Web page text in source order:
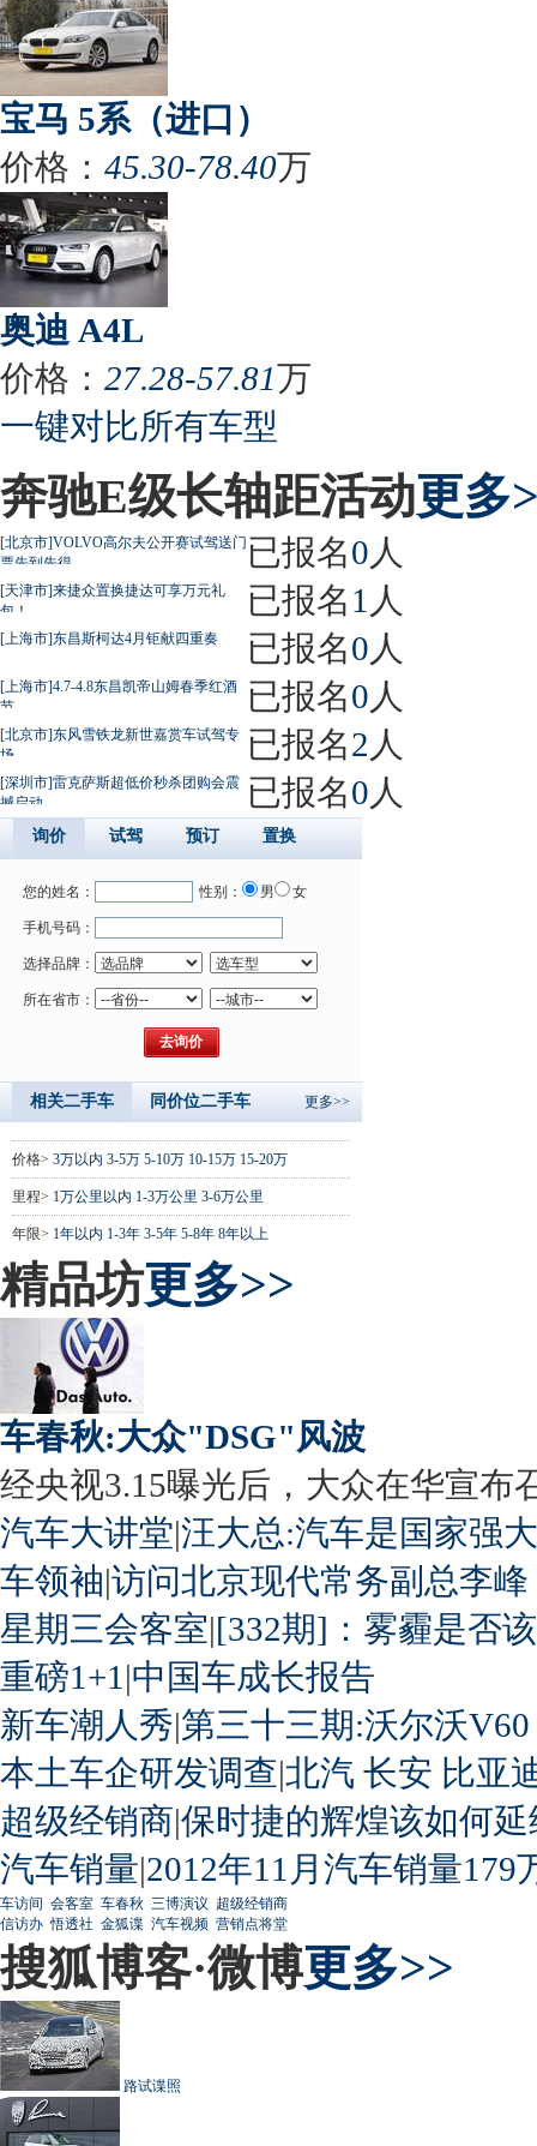
宝马 5系（进口）
价格： 45.30-78.40万
奥迪 A4L
价格： 27.28-57.81万
一键对比所有车型
奔驰E级长轴距活动更多
[北京市]VOLVO高尔夫公开赛试驾送门
票先到先得
已报名0 人
[天津市]来捷众置换捷达可享万元礼
包！
已报名1 人
[上海市]东昌斯柯达4月钜献四重奏 已报名0 人
[上海市]4.7-4.8东昌凯帝山姆春季红酒
节
已报名0 人
[北京市]东风雪铁龙新世嘉赏车试驾专
场
已报名2 人
[深圳市]雷克萨斯超低价秒杀团购会震
撼启动
已报名0 人
询价 试驾 预订 置换
您的姓名： 性别： 男 女
手机号码：
选择品牌：
所在省市：
相关二手车 同价位二手车 更多>>
价格> 3万以内 3-5万 5-10万 10-15万 15-20万
里程> 1万公里以内 1-3万公里 3-6万公里
年限> 1年以内 1-3年 3-5年 5-8年 8年以上
精品坊更多>>
车春秋:大众"DSG"风波
经央视3.15曝光后，大众在华宣布
汽车大讲堂|汪大总:汽车是国家强
车领袖|访问北京现代常务副总李峰
星期三会客室|[332期]：雾霾是否
重磅1+1 |中国车成长报告
新车潮人秀|第三十三期:沃尔沃
本土车企研发调查|北汽 长安 比亚
超级经销商|保时捷的辉煌该如何延
汽车销量|2012年11月汽车销量179
车访间 会客室 车春秋 三博演议 超级经销商
信访办 悟透社 金狐谍 汽车视频 营销点将堂
搜狐博客·微博更多>>
路试谍照